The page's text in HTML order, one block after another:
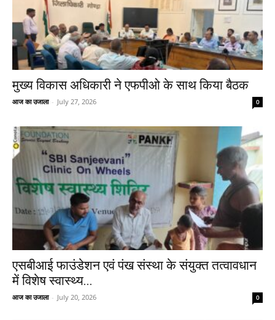
मुख्य विकास अधिकारी ने एफपीओ के साथ किया बैठक
आज का उजाला - July 27, 2026 0
एसबीआई फाउंडेशन एवं पंख संस्था के संयुक्त तत्वावधान
में विशेष स्वास्थ्य...
आज का उजाला - July 20, 2026 0